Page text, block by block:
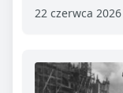
22 czerwca 2026